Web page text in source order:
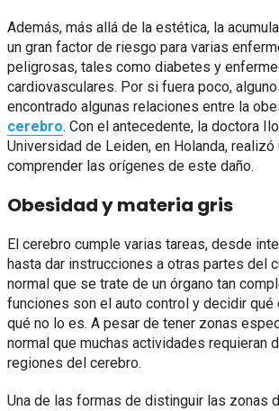
Además, más allá de la estética, la
un gran factor de riesgo para varias
peligrosas, tales como diabetes y
cardiovasculares. Por si fuera poco,
encontrado algunas relaciones entre la
cerebro. Con el antecedente, la doctora
Universidad de Leiden, en Holanda,
comprender las orígenes de este daño.
Obesidad y materia gris
El cerebro cumple varias tareas, desde
hasta dar instrucciones a otras partes del
normal que se trate de un órgano tan
funciones son el auto control y decidir qué
qué no lo es. A pesar de tener zonas
normal que muchas actividades requieran
regiones del cerebro.
Una de las formas de distinguir las zonas